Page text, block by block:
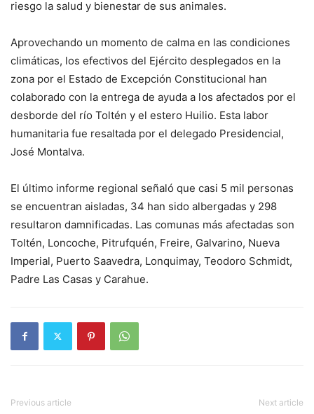
riesgo la salud y bienestar de sus animales.
Aprovechando un momento de calma en las condiciones
climáticas, los efectivos del Ejército desplegados en la
zona por el Estado de Excepción Constitucional han
colaborado con la entrega de ayuda a los afectados por el
desborde del río Toltén y el estero Huilio. Esta labor
humanitaria fue resaltada por el delegado Presidencial,
José Montalva.
El último informe regional señaló que casi 5 mil personas
se encuentran aisladas, 34 han sido albergadas y 298
resultaron damnificadas. Las comunas más afectadas son
Toltén, Loncoche, Pitrufquén, Freire, Galvarino, Nueva
Imperial, Puerto Saavedra, Lonquimay, Teodoro Schmidt,
Padre Las Casas y Carahue.
Previous article Next article